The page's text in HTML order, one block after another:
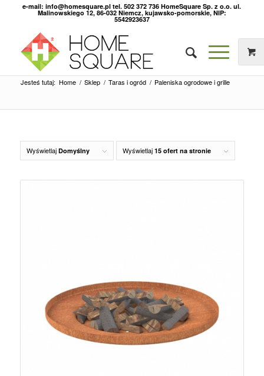
e-mail: info@homesquare.pl tel. 502 372 736 HomeSquare Sp. z o.o. ul.
Malinowskiego 12, 86-032 Niemcz, kujawsko-pomorskie, NIP:
5542923637
Jesteś tutaj: Home / Sklep / Taras i ogród / Paleniska ogrodowe i grille
Wyświetlaj Domyślny Wyświetlaj 15 ofert na stronie